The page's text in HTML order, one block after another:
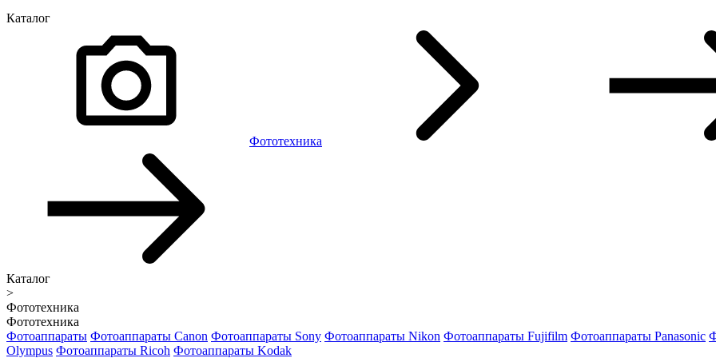
Каталог
Фототехника
Каталог
>
Фототехника
Фототехника
Фотоаппараты Фотоаппараты Canon Фотоаппараты Sony Фотоаппараты Nikon Фотоаппараты Fujifilm Фотоаппараты Panasonic
Olympus Фотоаппараты Ricoh Фотоаппараты Kodak